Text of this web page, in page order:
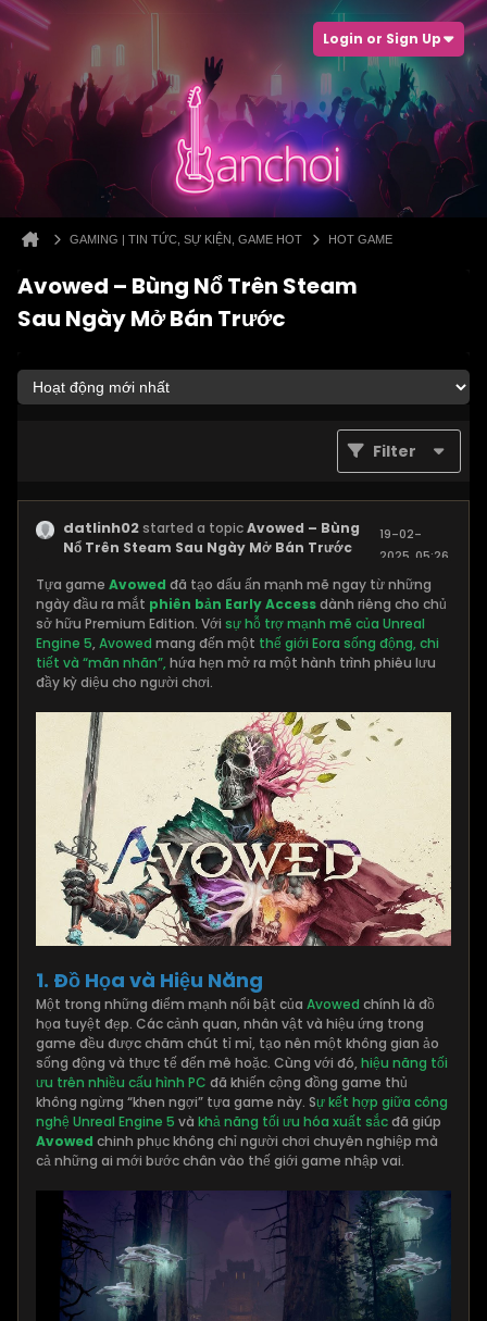
Login or Sign Up
GAMING | TIN TỨC, SỰ KIỆN, GAME HOT HOT GAME
Avowed – Bùng Nổ Trên Steam
Sau Ngày Mở Bán Trước
Filter
datlinh02 started a topicAvowed – Bùng
Nổ Trên Steam Sau Ngày Mở Bán Trước
19-02-
2025, 05:26
PM
Tựa game Avowed đã tạo dấu ấn mạnh mẽ ngay từ những
ngày đầu ra mắt phiên bản Early Accessdành riêng cho chủ
sở hữu Premium Edition. Với sự hỗ trợ mạnh mẽ của Unreal
Engine 5, Avowed mang đến một thế giới Eora sống động, chi
tiết và “mãn nhãn”,hứa hẹn mở ra một hành trình phiêu lưu
đầy kỳ diệu cho người chơi.
1. Đồ Họa và Hiệu Năng
Một trong những điểm mạnh nổi bật của Avowed chính là đồ
họa tuyệt đẹp. Các cảnh quan, nhân vật và hiệu ứng trong
game đều được chăm chút tỉ mỉ, tạo nên một không gian ảo
sống động và thực tế đến mê hoặc. Cùng với đó, hiệu năng tối
ưu trên nhiều cấu hình PC đã khiến cộng đồng game thủ
không ngừng “khen ngợi” tựa game này. Sự kết hợp giữa công
nghệ Unreal Engine 5 và khả năng tối ưu hóa xuất sắcđã giúp
Avowed chinh phục không chỉ người chơi chuyên nghiệp mà
cả những ai mới bước chân vào thế giới game nhập vai.